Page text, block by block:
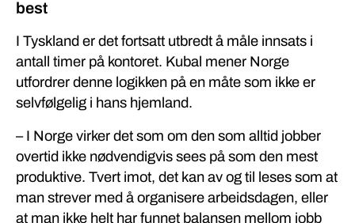
best
I Tyskland er det fortsatt utbredt å måle innsats i
antall timer på kontoret. Kubal mener Norge
utfordrer denne logikken på en måte som ikke er
selvfølgelig i hans hjemland.
– I Norge virker det som om den som alltid jobber
overtid ikke nødvendigvis sees på som den mest
produktive. Tvert imot, det kan av og til leses som at
man strever med å organisere arbeidsdagen, eller
at man ikke helt har funnet balansen mellom jobb